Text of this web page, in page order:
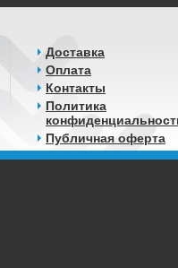
Доставка
Оплата
Контакты
Политика
Публичная оферта